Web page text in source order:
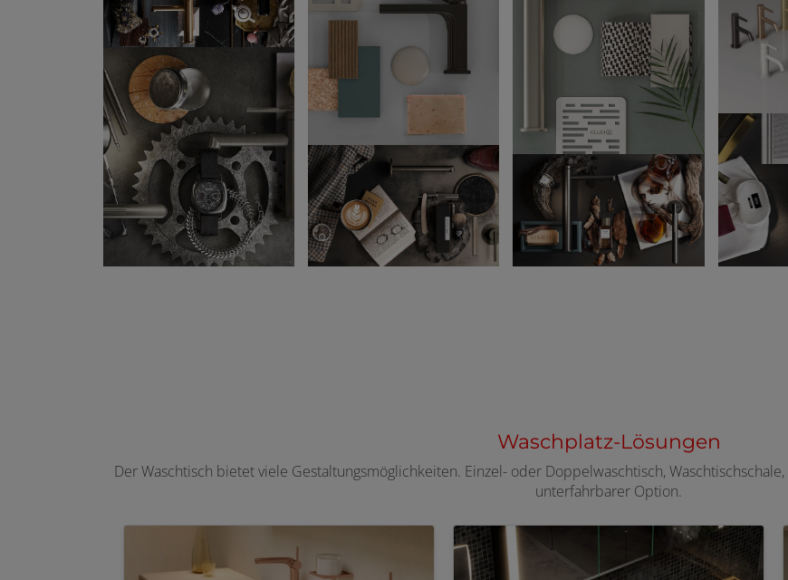
Waschplatz-Lösungen
Der Waschtisch bietet viele Gestaltungsmöglichkeiten. Einzel- oder Doppelwaschtisch,
unterfahrbarer Option.